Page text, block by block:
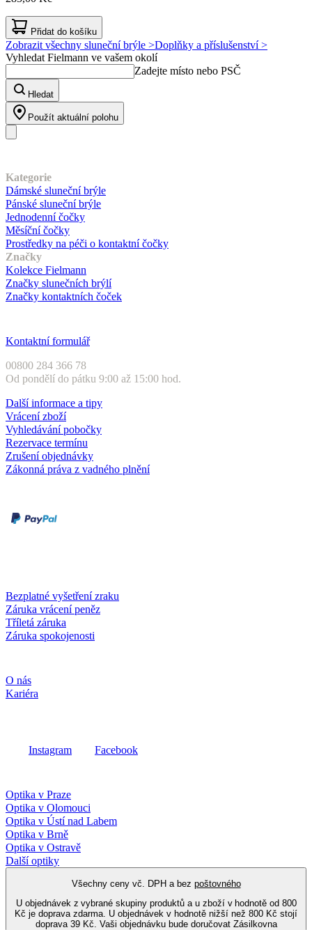
Přidat do košíku
Zobrazit všechny sluneční brýle >Doplňky a příslušenství >
Vyhledat Fielmann ve vašem okolí
Zadejte místo nebo PSČ
Hledat
Použít aktuální polohu
Kategorie
Dámské sluneční brýle
Pánské sluneční brýle
Jednodenní čočky
Měsíční čočky
Prostředky na péči o kontaktní čočky
Značky
Kolekce Fielmann
Značky slunečních brýlí
Značky kontaktních čoček
Kontaktní formulář
00800 284 366 78
Od pondělí do pátku 9:00 až 15:00 hod.
Další informace a tipy
Vrácení zboží
Vyhledávání pobočky
Rezervace termínu
Zrušení objednávky
Zákonná práva z vadného plnění
Bezplatné vyšetření zraku
Záruka vrácení peněz
Tříletá záruka
Záruka spokojenosti
O nás
Kariéra
Instagram Facebook
Optika v Praze
Optika v Olomouci
Optika v Ústí nad Labem
Optika v Brně
Optika v Ostravě
Další optiky
Všechny ceny vč. DPH a bez poštovného
U objednávek z vybrané skupiny produktů a u zboží v hodnotě od 800
Kč je doprava zdarma. U objednávek v hodnotě nižší než 800 Kč stojí
doprava 39 Kč. Vaši objednávku bude doručovat Zásilkovna